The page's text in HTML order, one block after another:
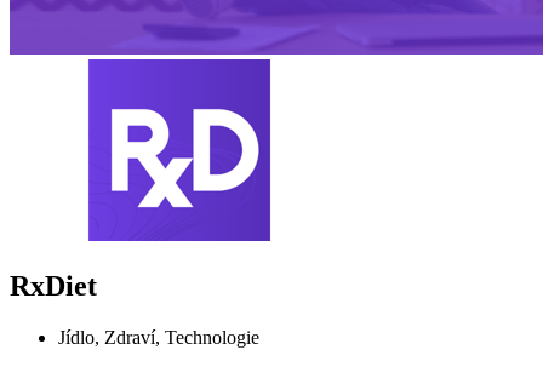
RxDiet
Jídlo, Zdraví, Technologie